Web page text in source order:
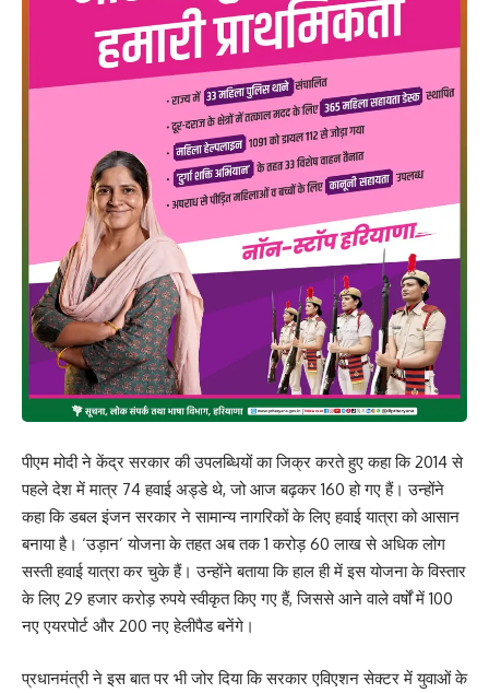
पीएम मोदी ने केंद्र सरकार की उपलब्धियों का जिक्र करते हुए कहा कि 2014 से
पहले देश में मात्र 74 हवाई अड्डे थे, जो आज बढ़कर 160 हो गए हैं। उन्होंने
कहा कि डबल इंजन सरकार ने सामान्य नागरिकों के लिए हवाई यात्रा को आसान
बनाया है। ‘उड़ान’ योजना के तहत अब तक 1 करोड़ 60 लाख से अधिक लोग
सस्ती हवाई यात्रा कर चुके हैं। उन्होंने बताया कि हाल ही में इस योजना के विस्तार
के लिए 29 हजार करोड़ रुपये स्वीकृत किए गए हैं, जिससे आने वाले वर्षों में 100
नए एयरपोर्ट और 200 नए हेलीपैड बनेंगे।
प्रधानमंत्री ने इस बात पर भी जोर दिया कि सरकार एविएशन सेक्टर में युवाओं के